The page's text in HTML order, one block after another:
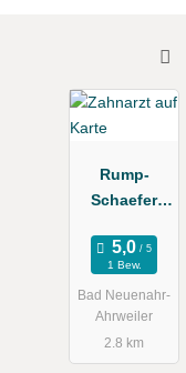
Rump-
Schaefer
1 Bew.
Bad Neuenahr-
Ahrweiler
2.8 km